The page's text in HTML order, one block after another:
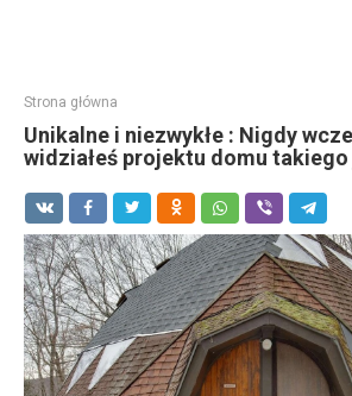
Strona główna
Unikalne i niezwykłe : Nigdy
widziałeś projektu domu